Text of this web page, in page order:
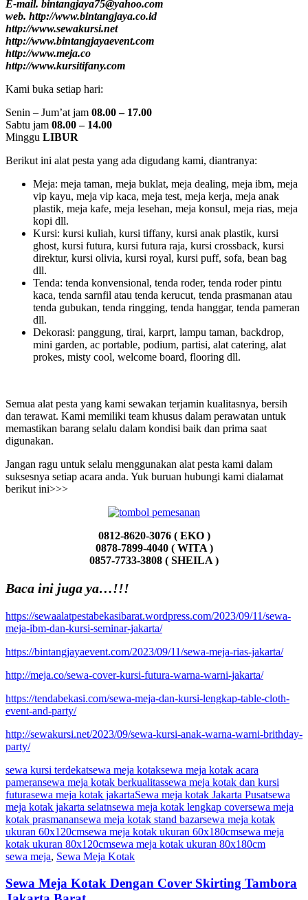
E-mail. bintangjaya75@yahoo.com
web. http://www.bintangjaya.co.id
http://www.sewakursi.net
http://www.bintangjayaevent.com
http://www.meja.co
http://www.kursitifany.com
Kami buka setiap hari:
Senin – Jum’at jam 08.00 – 17.00
Sabtu jam 08.00 – 14.00
Minggu LIBUR
Berikut ini alat pesta yang ada digudang kami, diantranya:
Meja: meja taman, meja buklat, meja dealing, meja ibm, meja
vip kayu, meja vip kaca, meja test, meja kerja, meja anak
plastik, meja kafe, meja lesehan, meja konsul, meja rias, meja
kopi dll.
Kursi: kursi kuliah, kursi tiffany, kursi anak plastik, kursi
ghost, kursi futura, kursi futura raja, kursi crossback, kursi
direktur, kursi olivia, kursi royal, kursi puff, sofa, bean bag
dll.
Tenda: tenda konvensional, tenda roder, tenda roder pintu
kaca, tenda sarnfil atau tenda kerucut, tenda prasmanan atau
tenda gubukan, tenda ringging, tenda hanggar, tenda pameran
dll.
Dekorasi: panggung, tirai, karprt, lampu taman, backdrop,
mini garden, ac portable, podium, partisi, alat catering, alat
prokes, misty cool, welcome board, flooring dll.
Semua alat pesta yang kami sewakan terjamin kualitasnya, bersih
dan terawat. Kami memiliki team khusus dalam perawatan untuk
memastikan barang selalu dalam kondisi baik dan prima saat
digunakan.
Jangan ragu untuk selalu menggunakan alat pesta kami dalam
suksesnya setiap acara anda. Yuk buruan hubungi kami dialamat
berikut ini>>>
0812-8620-3076 ( EKO )
0878-7899-4040 ( WITA )
0857-7733-3808 ( SHEILA )
Baca ini juga ya…!!!
https://sewaalatpestabekasibarat.wordpress.com/2023/09/11/sewa-
meja-ibm-dan-kursi-seminar-jakarta/
https://bintangjayaevent.com/2023/09/11/sewa-meja-rias-jakarta/
http://meja.co/sewa-cover-kursi-futura-warna-warni-jakarta/
https://tendabekasi.com/sewa-meja-dan-kursi-lengkap-table-cloth-
event-and-party/
http://sewakursi.net/2023/09/sewa-kursi-anak-warna-warni-brithday-
party/
sewa kursi terdekatsewa meja kotaksewa meja kotak acara
pameransewa meja kotak berkualitassewa meja kotak dan kursi
futurasewa meja kotak jakartaSewa meja kotak Jakarta Pusatsewa
meja kotak jakarta selatnsewa meja kotak lengkap coversewa meja
kotak prasmanansewa meja kotak stand bazarsewa meja kotak
ukuran 60x120cmsewa meja kotak ukuran 60x180cmsewa meja
kotak ukuran 80x120cmsewa meja kotak ukuran 80x180cm
sewa meja, Sewa Meja Kotak
Sewa Meja Kotak Dengan Cover Skirting Tambora